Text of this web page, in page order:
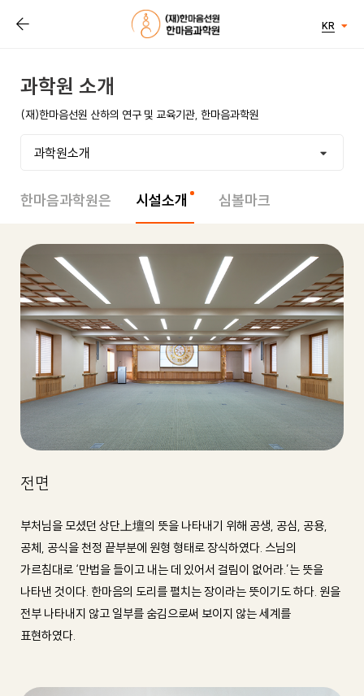
KR
과학원 소개
(재)한마음선원 산하의 연구 및 교육기관, 한마음과학원
과학원소개
과학원소개
회원
오시는 길
한마음과학원은 시설소개 심볼마크
전면
부처님을 모셨던 상단上壇의 뜻을 나타내기 위해 공생, 공심, 공용,
공체, 공식을 천정 끝부분에 원형 형태로 장식하였다. 스님의
가르침대로 ‘만법을 들이고 내는 데 있어서 걸림이 없어라.’는 뜻을
나타낸 것이다. 한마음의 도리를 펼치는 장이라는 뜻이기도 하다. 원을
전부 나타내지 않고 일부를 숨김으로써 보이지 않는 세계를
표현하였다.